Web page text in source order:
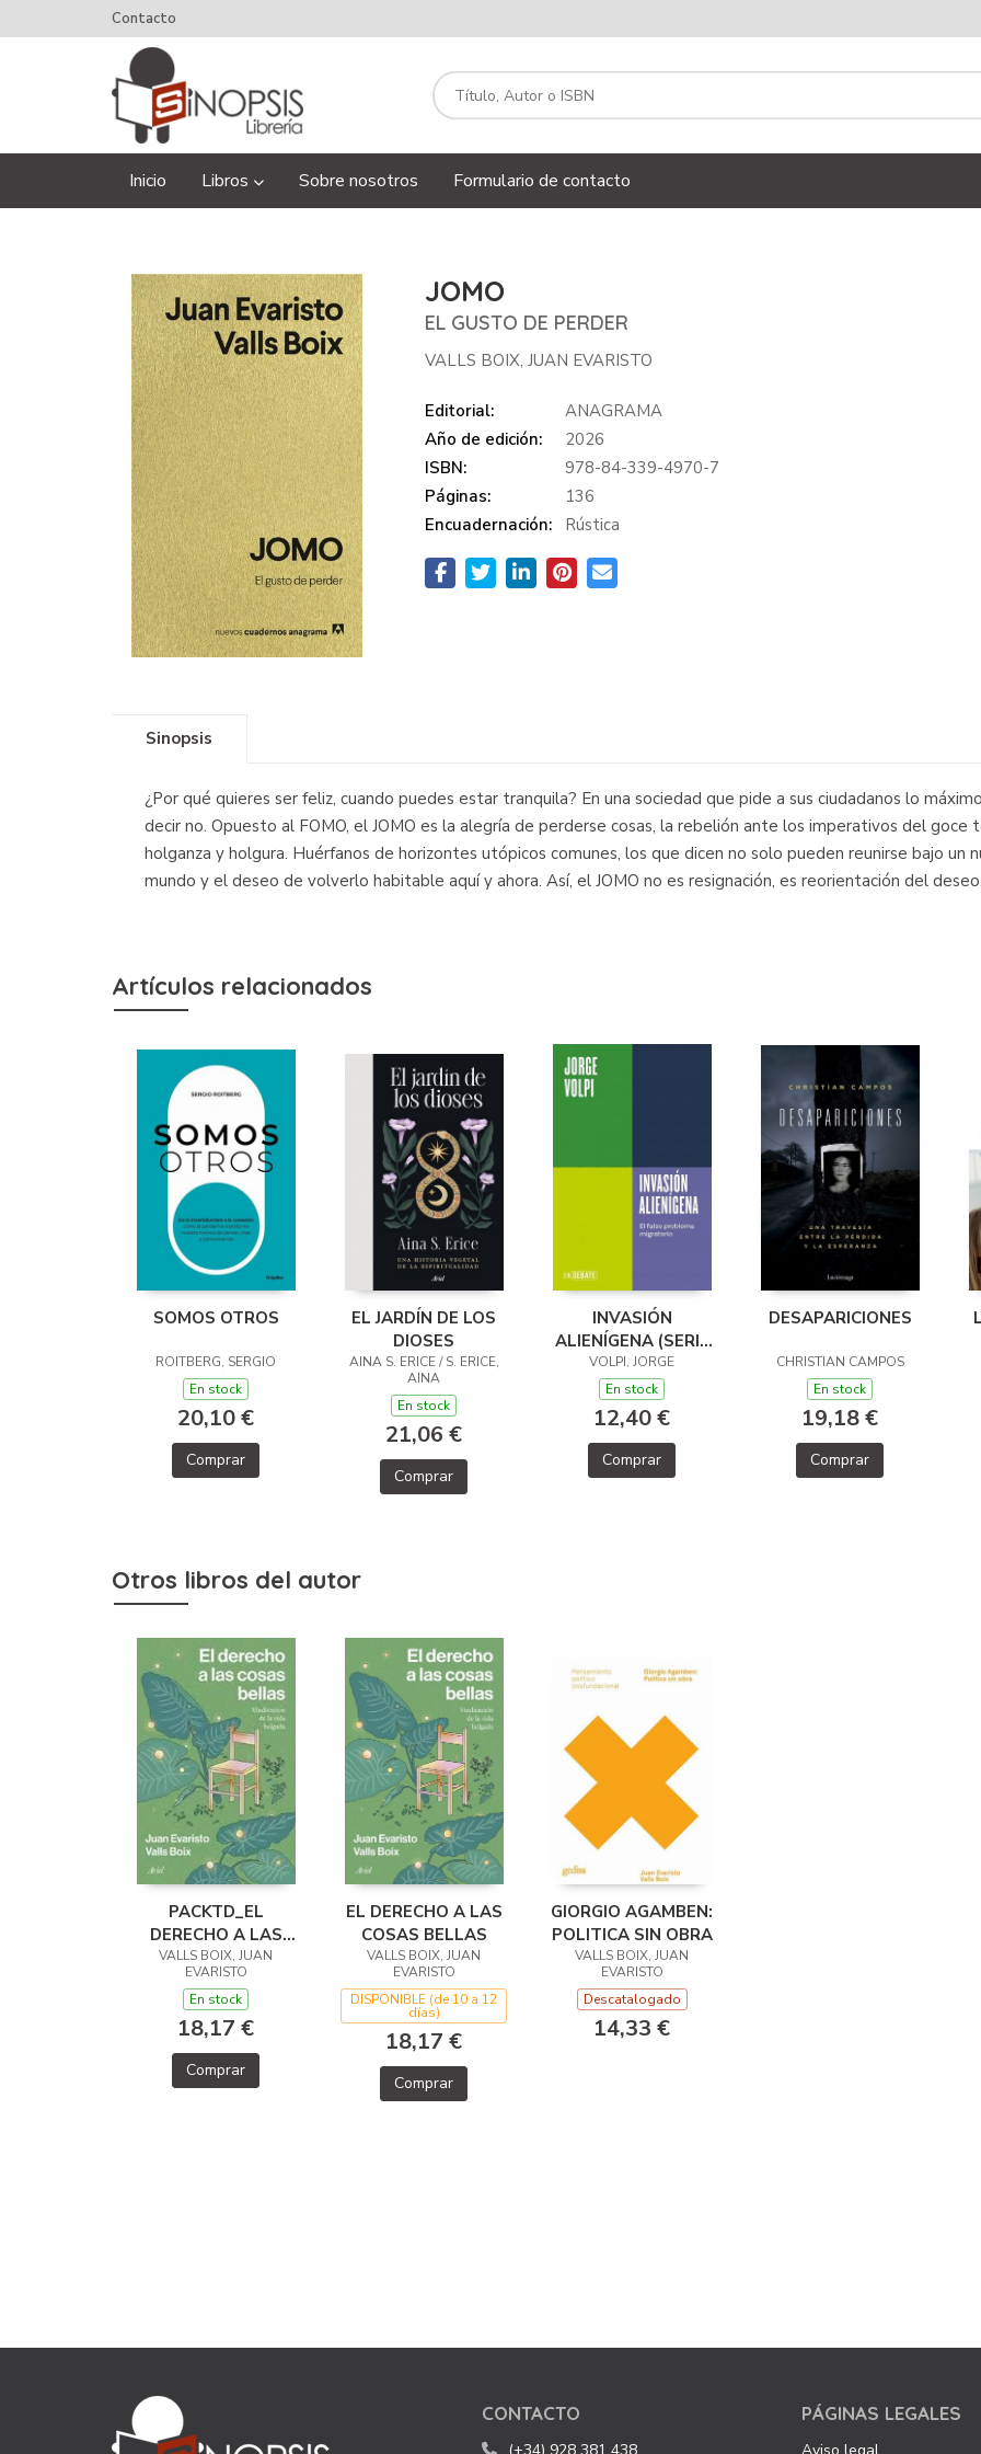
Contacto
Inicio Libros Sobre nosotros Formulario de contacto
JOMO
EL GUSTO DE PERDER
VALLS BOIX, JUAN EVARISTO
Editorial:
ANAGRAMA
Año de edición:
2026
ISBN:
978-84-339-4970-7
Páginas:
136
Encuadernación:
Rústica
Sinopsis
¿Por qué quieres ser feliz, cuando puedes estar tranquila? En una sociedad que pide a sus ciudadanos lo
decir no. Opuesto al FOMO, el JOMO es la alegría de perderse cosas, la rebelión ante los imperativos del
holganza y holgura. Huérfanos de horizontes utópicos comunes, los que dicen no solo pueden reunirse bajo un
mundo y el deseo de volverlo habitable aquí y ahora. Así, el JOMO no es resignación, es reorientación del
Artículos relacionados
SOMOS OTROS
ROITBERG, SERGIO
En stock
20,10 €
Comprar
EL JARDÍN DE LOS
DIOSES
AINA S. ERICE / S. ERICE,
AINA
En stock
21,06 €
Comprar
INVASIÓN
ALIENÍGENA (SERIE
ENDEBATE)
VOLPI, JORGE
En stock
12,40 €
Comprar
DESAPARICIONES
CHRISTIAN CAMPOS
En stock
19,18 €
Comprar
Otros libros del autor
PACKTD_EL
DERECHO A LAS
COSAS
BELLAS_ARIEL
VALLS BOIX, JUAN
EVARISTO
En stock
18,17 €
Comprar
EL DERECHO A LAS
COSAS BELLAS
VALLS BOIX, JUAN
EVARISTO
DISPONIBLE (de 10 a 12
días)
18,17 €
Comprar
GIORGIO AGAMBEN:
POLITICA SIN OBRA
VALLS BOIX, JUAN
EVARISTO
Descatalogado
14,33 €
CONTACTO PÁGINAS LEGALES